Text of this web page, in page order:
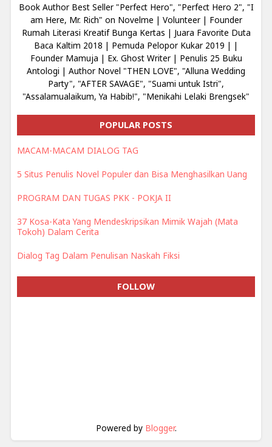
Book Author Best Seller "Perfect Hero", "Perfect Hero 2", "I
am Here, Mr. Rich" on Novelme | Volunteer | Founder
Rumah Literasi Kreatif Bunga Kertas | Juara Favorite Duta
Baca Kaltim 2018 | Pemuda Pelopor Kukar 2019 | |
Founder Mamuja | Ex. Ghost Writer | Penulis 25 Buku
Antologi | Author Novel "THEN LOVE", "Alluna Wedding
Party", "AFTER SAVAGE", "Suami untuk Istri",
"Assalamualaikum, Ya Habib!", "Menikahi Lelaki Brengsek"
POPULAR POSTS
MACAM-MACAM DIALOG TAG
5 Situs Penulis Novel Populer dan Bisa Menghasilkan Uang
PROGRAM DAN TUGAS PKK - POKJA II
37 Kosa-Kata Yang Mendeskripsikan Mimik Wajah (Mata
Tokoh) Dalam Cerita
Dialog Tag Dalam Penulisan Naskah Fiksi
FOLLOW
Powered by Blogger.